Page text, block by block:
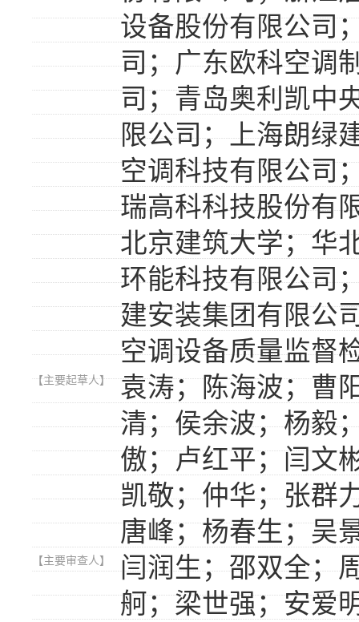
设备股份有限公司
司；广东欧科空调
司；青岛奥利凯中
限公司；上海朗绿
空调科技有限公司
瑞高科科技股份有
北京建筑大学；华
环能科技有限公司
建安装集团有限公
空调设备质量监督
【主要起草人】
袁涛；陈海波；曹
清；侯余波；杨毅
傲；卢红平；闫文
凯敬；仲华；张群
唐峰；杨春生；吴
【主要审查人】
闫润生；邵双全；
舸；梁世强；安爱